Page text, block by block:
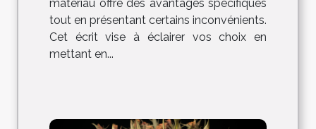
matériau offre des avantages spécifiques
tout en présentant certains inconvénients.
Cet écrit vise à éclairer vos choix en
mettant en...